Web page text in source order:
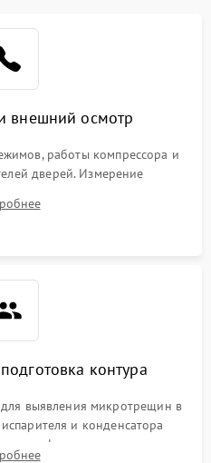
внешний осмотр
работы компрессора и
дверей. Измерение
проверка термостата и
с электронного дисплея.
контура
выявления микротрещин в
и конденсатора
фильтра-осушителя и